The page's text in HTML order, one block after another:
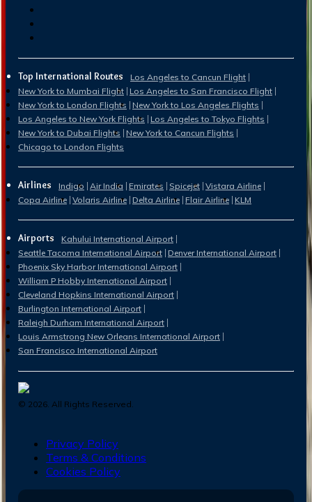
Top International Routes
Los Angeles to Cancun Flight
New York to Mumbai Flight Los Angeles to San Francisco Flight
New York to London Flights New York to Los Angeles Flights
Los Angeles to New York Flights Los Angeles to Tokyo Flights
New York to Dubai Flights New York to Cancun Flights
Chicago to London Flights
Airlines Indigo Air India Emirates Spicejet Vistara Airline
Copa Airline Volaris Airline Delta Airline Flair Airline KLM
Airports
Kahului International Airport
Seattle Tacoma International Airport Denver International Airport
Phoenix Sky Harbor International Airport
William P Hobby International Airport
Cleveland Hopkins International Airport
Burlington International Airport
Raleigh Durham International Airport
Louis Armstrong New Orleans International Airport
San Francisco International Airport
© 2026 . All Rights Reserved.
Privacy Policy
Terms & Conditions
Cookies Policy